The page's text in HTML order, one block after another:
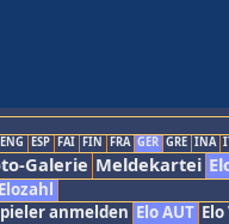
ENG ESP FAI FIN FRA GER GRE INA
Galerie Meldekartei
anmelden Elo AUT